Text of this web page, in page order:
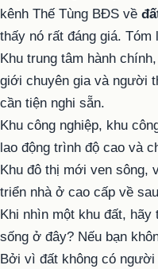
kênh Thế Tùng BĐS về
thấy nó rất đáng giá. Tóm
Khu trung tâm hành
giới chuyên gia và người
cần tiện nghi sẵn.
Khu công nghiệp, khu
lao động trình độ cao và
Khu đô thị mới ven sông,
triển nhà ở cao cấp về
Khi nhìn một khu đất,
sống ở đây? Nếu bạn
Bởi vì đất không có